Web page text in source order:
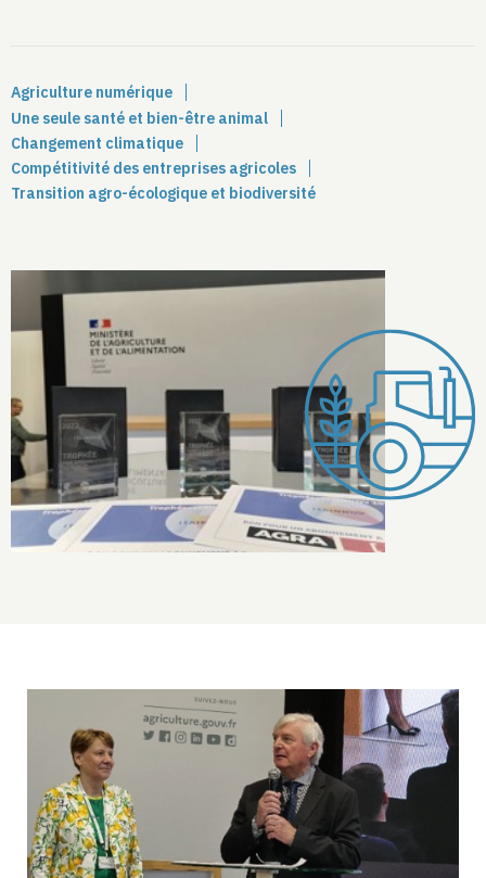
Agriculture numérique
Une seule santé et bien-être animal
Changement climatique
Compétitivité des entreprises agricoles
Transition agro-écologique et biodiversité